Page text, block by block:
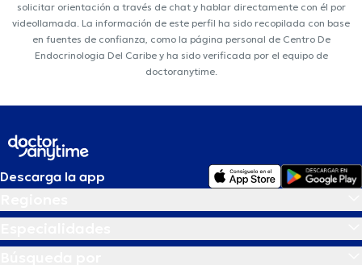
solicitar orientación a través de chat y hablar directamente con él por
videollamada. La información de este perfil ha sido recopilada con base
en fuentes de confianza, como la página personal de Centro De
Endocrinologia Del Caribe y ha sido verificada por el equipo de
doctoranytime.
Descarga la app